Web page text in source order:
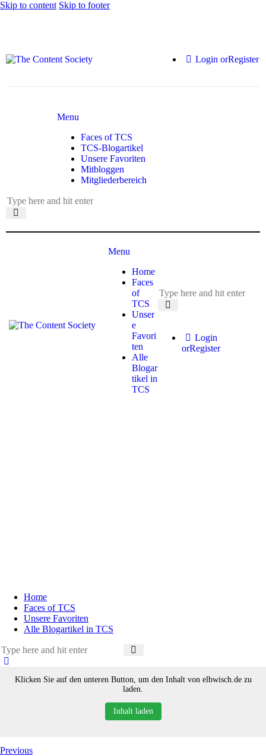
Skip to content Skip to footer
Login orRegister
Menu
Faces of TCS
TCS-Blogartikel
Unsere Favoriten
Mitbloggen
Mitgliederbereich
Menu
Home
Faces
of
TCS
Unser
e
Favori
ten
Alle
Blogar
tikel in
TCS
Login
orRegister
Home
Faces of TCS
Unsere Favoriten
Alle Blogartikel in TCS
Klicken Sie auf den unteren Button, um den Inhalt von elbwisch.de zu
laden.
Inhalt laden
Previous